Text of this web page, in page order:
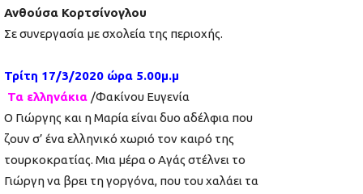
Ανθούσα Κορτσίνογλου
Σε συνεργασία με σχολεία της περιοχής.
Τρίτη 17/3/2020 ώρα 5.00μ.μ
Τα ελληνάκια /Φακίνου Ευγενία
Ο Γιώργης και η Μαρία είναι δυο αδέλφια που
ζουν σ’ ένα ελληνικό χωριό τον καιρό της
τουρκοκρατίας. Μια μέρα ο Αγάς στέλνει το
Γιώργη να βρει τη γοργόνα, που του χαλάει τα